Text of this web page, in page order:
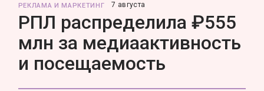
РЕКЛАМА И МАРКЕТИНГ 7 августа
РПЛ распределила ₽555
млн за медиаактивность
и посещаемость